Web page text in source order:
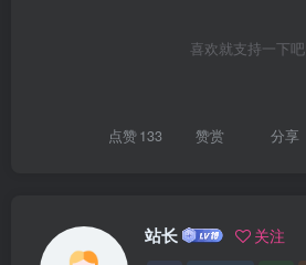
喜欢就支持一下吧
点赞133 赞赏 分享
站长 关注